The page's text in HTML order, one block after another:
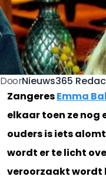
DoorNieuws365
ZangeresEmma
elkaar toen ze nog
ouders is iets
wordt er te licht
veroorzaakt wordt